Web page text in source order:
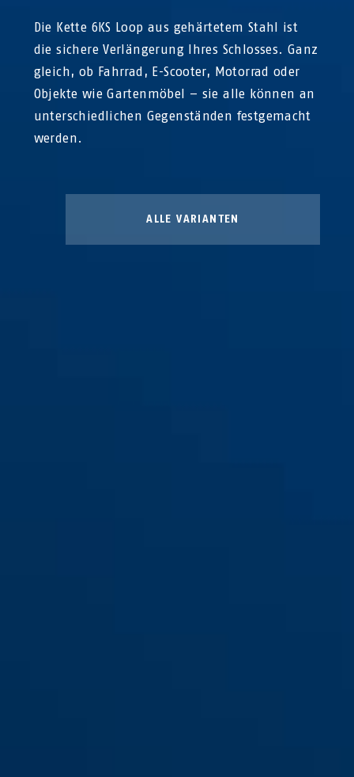
Die Kette 6KS Loop aus gehärtetem Stahl ist
die sichere Verlängerung Ihres Schlosses. Ganz
gleich, ob Fahrrad, E-Scooter, Motorrad oder
Objekte wie Gartenmöbel – sie alle können an
unterschiedlichen Gegenständen festgemacht
werden.
ALLE VARIANTEN